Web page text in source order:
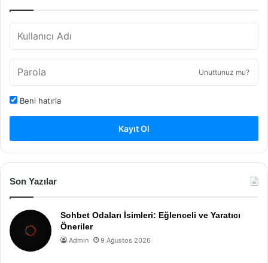
Unuttunuz mu?
Beni hatırla
Kayıt Ol
Son Yazılar
Sohbet Odaları İsimleri: Eğlenceli ve Yaratıcı
Öneriler
Admin 9 Ağustos 2026